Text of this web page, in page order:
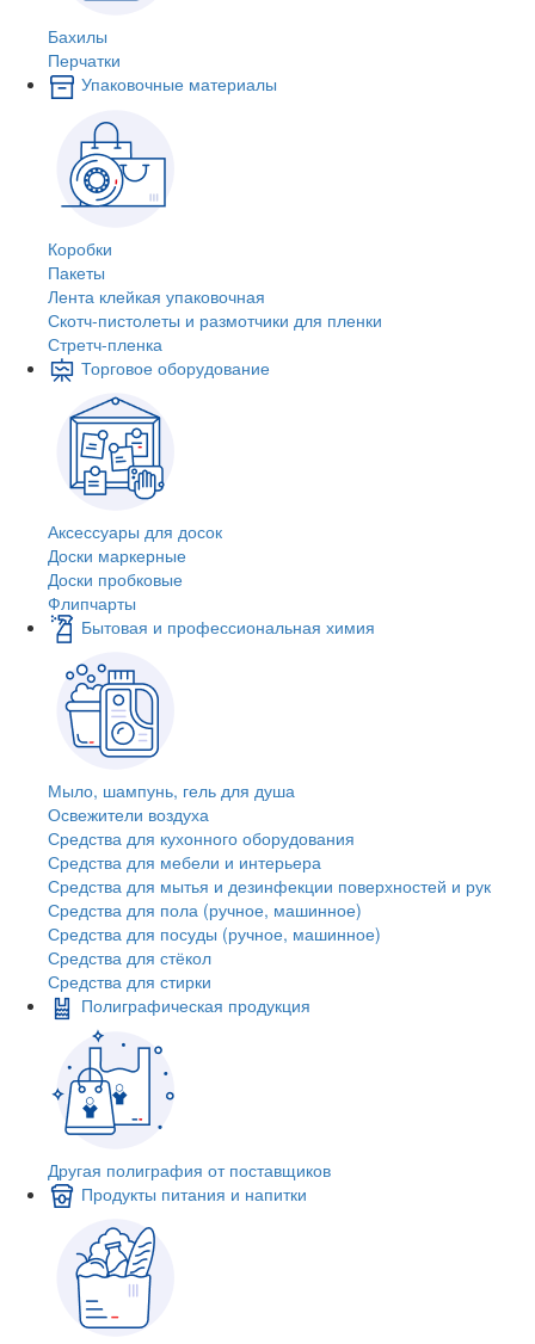
Бахилы
Перчатки
Упаковочные материалы
Коробки
Пакеты
Лента клейкая упаковочная
Скотч-пистолеты и размотчики для пленки
Стретч-пленка
Торговое оборудование
Аксессуары для досок
Доски маркерные
Доски пробковые
Флипчарты
Бытовая и профессиональная химия
Мыло, шампунь, гель для душа
Освежители воздуха
Средства для кухонного оборудования
Средства для мебели и интерьера
Средства для мытья и дезинфекции поверхностей и рук
Средства для пола (ручное, машинное)
Средства для посуды (ручное, машинное)
Средства для стёкол
Средства для стирки
Полиграфическая продукция
Другая полиграфия от поставщиков
Продукты питания и напитки